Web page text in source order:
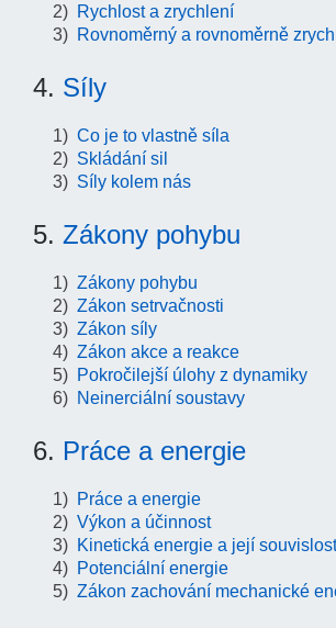
Rychlost a zrychlení
Rovnoměrný a rovnoměrně
4. Síly
Co je to vlastně síla
Skládání sil
Síly kolem nás
5. Zákony pohybu
Zákony pohybu
Zákon setrvačnosti
Zákon síly
Zákon akce a reakce
Pokročilejší úlohy z dynamiky
Neinerciální soustavy
6. Práce a energie
Práce a energie
Výkon a účinnost
Kinetická energie a její
Potenciální energie
Zákon zachování mechanické